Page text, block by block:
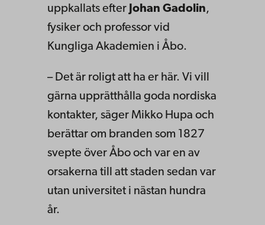
uppkallats efter Johan Gadolin,
fysiker och professor vid
Kungliga Akademien i Åbo.
– Det är roligt att ha er här. Vi vill
gärna upprätthålla goda nordiska
kontakter, säger Mikko Hupa och
berättar om branden som 1827
svepte över Åbo och var en av
orsakerna till att staden sedan var
utan universitet i nästan hundra
år.